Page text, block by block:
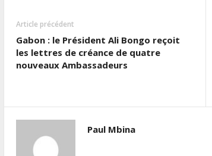
Article précédent
Gabon : le Président Ali Bongo reçoit
les lettres de créance de quatre
nouveaux Ambassadeurs
Paul Mbina